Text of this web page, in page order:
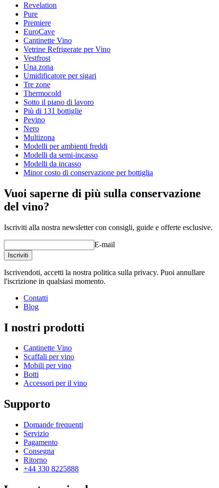
Revelation
Pure
Premiere
EuroCave
Cantinette Vino
Vetrine Refrigerate per Vino
Vestfrost
Una zona
Umidificatore per sigari
Tre zone
Thermocold
Sotto il piano di lavoro
Più di 131 bottiglie
Pevino
Nero
Multizona
Modelli per ambienti freddi
Modelli da semi-incasso
Modelli da incasso
Minor costo di conservazione per bottiglia
Vuoi saperne di più sulla conservazione
del vino?
Iscriviti alla nostra newsletter con consigli, guide e offerte esclusive.
E-mail
Iscriviti
Iscrivendoti, accetti la nostra politica sulla privacy. Puoi annullare
l'iscrizione in qualsiasi momento.
Contatti
Blog
I nostri prodotti
Cantinette Vino
Scaffali per vino
Mobili per vino
Botti
Accessori per il vino
Supporto
Domande frequenti
Servizio
Pagamento
Consegna
Ritorno
+44 330 8225888